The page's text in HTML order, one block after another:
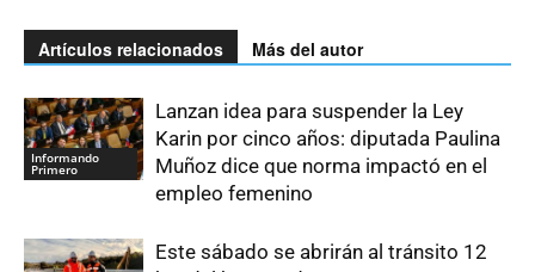
Artículos relacionados Más del autor
Informando
Primero
Lanzan idea para suspender la Ley
Karin por cinco años: diputada Paulina
Muñoz dice que norma impactó en el
empleo femenino
Este sábado se abrirán al tránsito 12